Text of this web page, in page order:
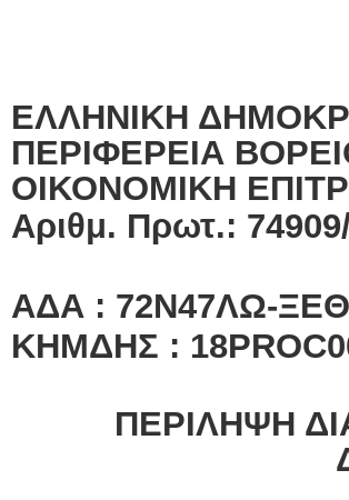
ΕΛΛΗΝΙΚΗ
ΠΕΡΙΦΕΡΕΙΑ
ΟΙΚΟΝΟΜΙΚΗ
Αριθμ. Πρωτ.:
ΑΔΑ : 72Ν47ΛΩ-ΞΕΘ
ΚΗΜΔΗΣ :
ΠΕΡΙΛΗΨΗ